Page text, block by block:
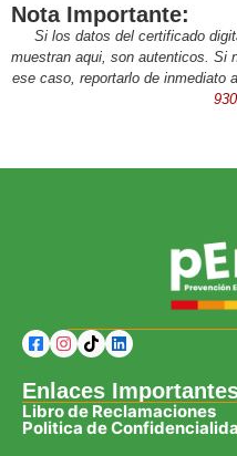
Nota Importante:
Si los datos del certificado
muestran aqui, son autenticos. Si
ese caso, reportarlo de inmediato
Enlaces
Libro de Reclamaciones
Politica de